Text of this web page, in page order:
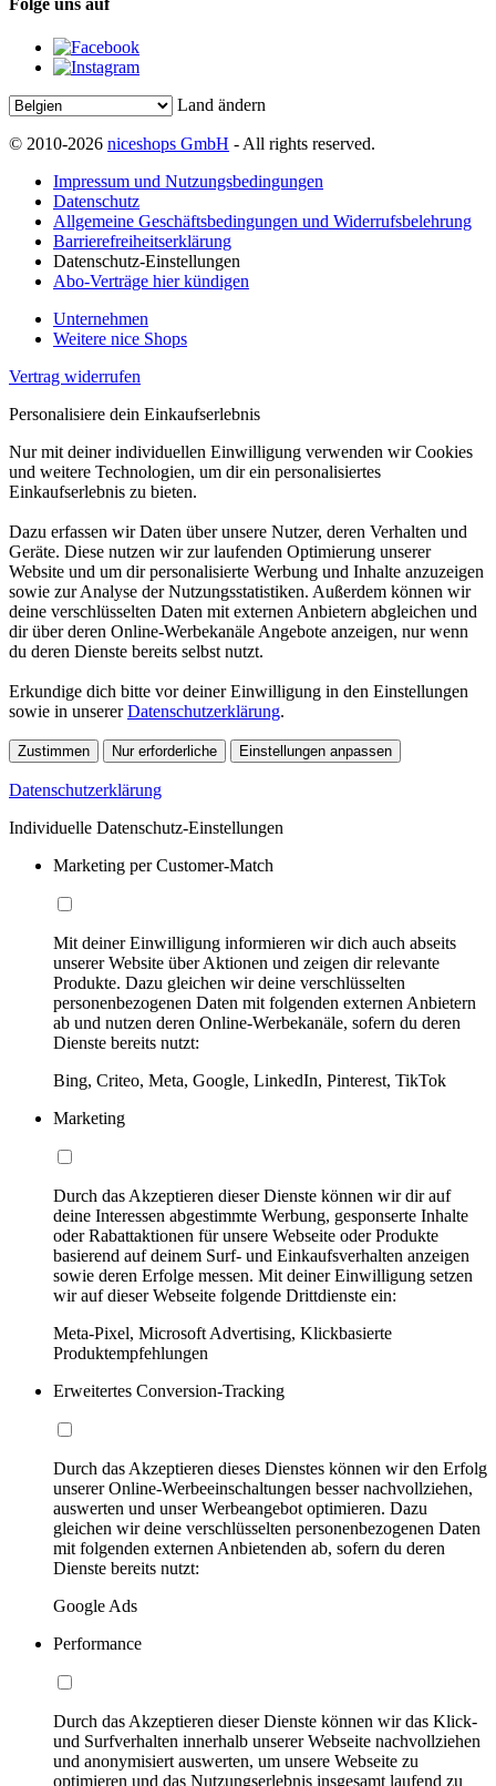
Folge uns auf
Land ändern
© 2010-2026 niceshops GmbH - All rights reserved.
Impressum und Nutzungsbedingungen
Datenschutz
Allgemeine Geschäftsbedingungen und Widerrufsbelehrung
Barrierefreiheitserklärung
Datenschutz-Einstellungen
Abo-Verträge hier kündigen
Unternehmen
Weitere nice Shops
Vertrag widerrufen
Personalisiere dein Einkaufserlebnis
Nur mit deiner individuellen Einwilligung verwenden wir Cookies
und weitere Technologien, um dir ein personalisiertes
Einkaufserlebnis zu bieten.
Dazu erfassen wir Daten über unsere Nutzer, deren Verhalten und
Geräte. Diese nutzen wir zur laufenden Optimierung unserer
Website und um dir personalisierte Werbung und Inhalte anzuzeigen
sowie zur Analyse der Nutzungsstatistiken. Außerdem können wir
deine verschlüsselten Daten mit externen Anbietern abgleichen und
dir über deren Online-Werbekanäle Angebote anzeigen, nur wenn
du deren Dienste bereits selbst nutzt.
Erkundige dich bitte vor deiner Einwilligung in den Einstellungen
sowie in unsererDatenschutzerklärung.
Zustimmen Nur erforderliche Einstellungen anpassen
Datenschutzerklärung
Individuelle Datenschutz-Einstellungen
Marketing per Customer-Match
Mit deiner Einwilligung informieren wir dich auch abseits
unserer Website über Aktionen und zeigen dir relevante
Produkte. Dazu gleichen wir deine verschlüsselten
personenbezogenen Daten mit folgenden externen Anbietern
ab und nutzen deren Online-Werbekanäle, sofern du deren
Dienste bereits nutzt:
Bing, Criteo, Meta, Google, LinkedIn, Pinterest, TikTok
Marketing
Durch das Akzeptieren dieser Dienste können wir dir auf
deine Interessen abgestimmte Werbung, gesponserte Inhalte
oder Rabattaktionen für unsere Webseite oder Produkte
basierend auf deinem Surf- und Einkaufsverhalten anzeigen
sowie deren Erfolge messen. Mit deiner Einwilligung setzen
wir auf dieser Webseite folgende Drittdienste ein:
Meta-Pixel, Microsoft Advertising, Klickbasierte
Produktempfehlungen
Erweitertes Conversion-Tracking
Durch das Akzeptieren dieses Dienstes können wir den Erfolg
unserer Online-Werbeeinschaltungen besser nachvollziehen,
auswerten und unser Werbeangebot optimieren. Dazu
gleichen wir deine verschlüsselten personenbezogenen Daten
mit folgenden externen Anbietenden ab, sofern du deren
Dienste bereits nutzt:
Google Ads
Performance
Durch das Akzeptieren dieser Dienste können wir das Klick-
und Surfverhalten innerhalb unserer Webseite nachvollziehen
und anonymisiert auswerten, um unsere Webseite zu
optimieren und das Nutzungserlebnis insgesamt laufend zu